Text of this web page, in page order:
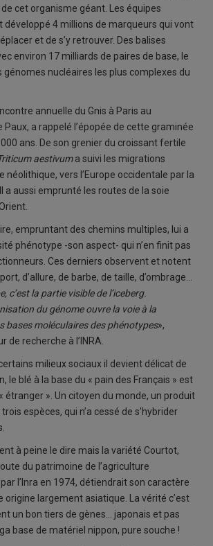
de cet organisme géant. Les équipes
développé 4 millions de marqueurs qui vont
et de s’y retrouver. Des balises
environ 17 milliards de paires de base, le
génomes nucléaires les plus complexes du
annuelle du Gnis à Paris au
Paux, a rappelé l’épopée de cette graminée
ans. De son grenier du croissant fertile
aestivuma suivi les migrations
néolithique, vers l’Europe occidentale par la
a aussi emprunté les routes de la soie
empruntant des chemins multiples, lui a
phénotype -son aspect- qui n’en finit pas
Ces derniers observent et notent
d’allure, de barbe, de taille, d’ombrage…
c’est la partie visible de l’iceberg.
du génome ouvre la voie à la
bases moléculaires des phénotypes»,
de recherche à l’INRA.
milieux sociaux il devient délicat de
le blé à la base du « pain des Français » est
étranger ». Un citoyen du monde, un produit
espèces, qui n’a cessé de s’hybrider
à peine le dire mais la variété Courtot,
du patrimoine de l’agriculture
l’Inra en 1974, détiendrait son caractère
origine largement asiatique. La vérité c’est
un bon tiers de gènes… japonais et pas
base de matériel nippon, pure souche !